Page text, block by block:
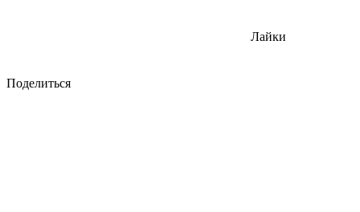
Лайки
Поделиться